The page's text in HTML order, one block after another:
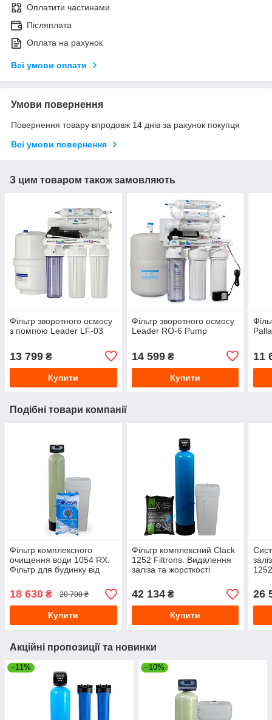
Оплатити частинами
Післяплата
Оплата на рахунок
Всі умови оплати
Умови повернення
Повернення товару впродовж 14 днів за рахунок покупця
Всі умови повернення
З цим товаром також замовляють
Фільтр зворотного осмосу
з помпою Leader LF-03
13 799 ₴
Купити
Фільтр зворотного осмосу
Leader RO-6 Pump
14 599₴
Купити
11
Подібні товари компанії
Фільтр комплексного
очищення води 1054 RX.
Фільтр для будинку від
18 630 ₴ 20 700 ₴
Купити
Фільтр комплексний Clack
1252 Filtrons. Видалення
заліза та жорсткості
42 134₴
Купити
26
Акційні пропозиції та новинки
–11% –10%